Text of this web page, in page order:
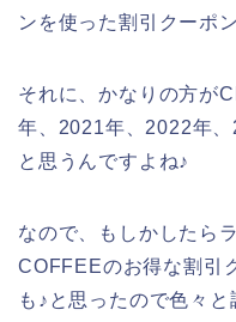
ンを使った割引クーポ
それに、かなりの方が
年、2021年、2022年、
と思うんですよね♪
なので、もしかしたら
COFFEEのお得な割引
も♪と思ったので色々と